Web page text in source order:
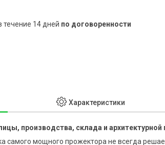
течение 14 дней по договоренности
Характеристики
производства, склада и архитектурной
самого мощного прожектора не всегда